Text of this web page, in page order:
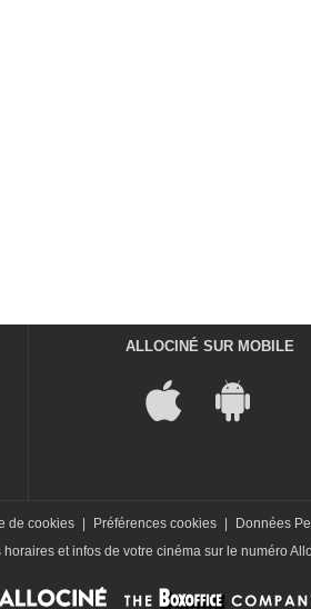
ALLOCINÉ SUR MOBILE
de cookies Préférences cookies Données
horaires et infos de votre cinéma sur le numéro